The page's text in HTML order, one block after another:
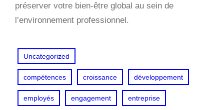
préserver votre bien-être global au sein de
l’environnement professionnel.
Uncategorized
compétences croissance développement
employés engagement entreprise